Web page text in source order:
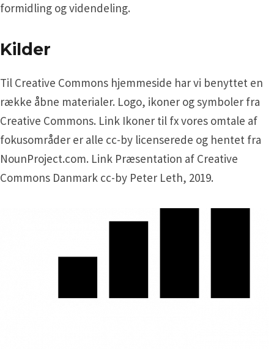
formidling og videndeling.
Kilder
Til Creative Commons hjemmeside har vi benyttet en
række åbne materialer. Logo, ikoner og symboler fra
Creative Commons. Link Ikoner til fx vores omtale af
fokusområder er alle cc-by licenserede og hentet fra
NounProject.com. Link Præsentation af Creative
Commons Danmark cc-by Peter Leth, 2019.